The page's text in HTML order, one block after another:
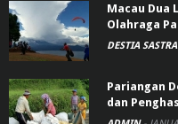
Macau Dua
Olahraga
DESTIA SASTRA
Pariangan
dan